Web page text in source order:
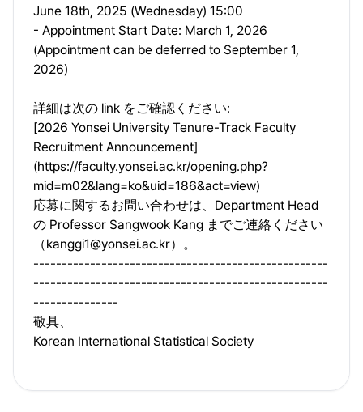
June 18th, 2025 (Wednesday) 15:00
- Appointment Start Date: March 1, 2026
(Appointment can be deferred to September 1,
2026)
詳細は次の link をご確認ください:
[2026 Yonsei University Tenure-Track Faculty
Recruitment Announcement]
(https://faculty.yonsei.ac.kr/opening.php?
mid=m02&lang=ko&uid=186&act=view)
応募に関するお問い合わせは、Department Head
の Professor Sangwook Kang までご連絡ください
（kanggi1@yonsei.ac.kr）。
----------------------------------------------------
----------------------------------------------------
---------------
敬具、
Korean International Statistical Society